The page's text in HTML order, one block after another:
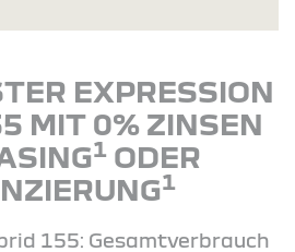
EXPRESSION
MIT 0% ZINSEN
1 ODER
1
155: Gesamtverbrauch